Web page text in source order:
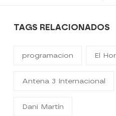
TAGS RELACIONADOS
programacion El
Antena 3 Internacional
Dani Martín